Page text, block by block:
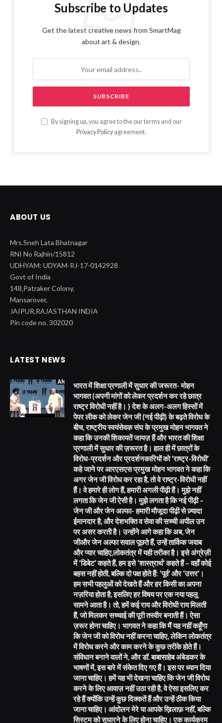
Subscribe to Updates
Get the latest creative news from SmartMag
about art & design.
By signing up, you agree to the our terms and our
Privacy Policy agreement.
ABOUT US
Mrs.Sneh Lata Bhatnagar
RNI No Rajhin/15812
UDHYAM: UDYAM-RJ-17-0142928
Govt of India
148,Patraker Colony,
Mansarover,
JAIPUR,RAJASTHAN INDIA
Pin code no. 302020
LATEST NEWS
भारत में शिक्षा प्रणाली में सुधार की जरूरत- मोहन
भागवत (अपनी मांगों को लेकर प्रदर्शन कर रहे छात्र
राष्ट्र विरोधी नहीं है। ) देश के अलग-अलग हिस्सों में
पेपर लीक को लेकर जेन जी (नई पीढ़ी) के बढ़ते विरोध के
बीच, राष्ट्रीय स्वयंसेवक संघ के प्रमुख मोहन भागवत ने
कहा कि उनकी शिकायतें जायज़ हैं और भारत की शिक्षा
प्रणाली में सुधार की ज़रूरत है। हाल ही में छात्रों के
विरोध-प्रदर्शन और प्रदर्शनकारियों को ‘राष्ट्र-विरोधी’
कहे जाने पर आरएसएस प्रमुख मोहन भागवत ने कहा कि
अगर जेन जी विरोध कर रहा है, तो वे राष्ट्र-विरोधी नहीं
हैं। वे हमारे ही लोग हैं, हमारी अगली पीढ़ी हैं। मुझे नहीं
लगता कि जेन जी ऐसी है। मुझे लगता है कि नई पीढ़ी –
जेन जी और जेन अल्फा- हमारी मौजूदा पीढ़ी से ज़्यादा
ईमानदार है, और देशभक्ति व सेवा की सच्ची अपील उन
पर असर करती है। उन्होंने आगे कहा कि अब, जेन
जीऔर जेन अल्फा सवाल पूछते हैं, उन्हें तार्किक जवाब
और प्यार चाहिए,लोकतंत्र में यही तरीका है। इसे अंग्रेज़ी
में ‘डिबेट’ कहते हैं, हम इसे ‘शास्त्रार्थ’ कहते हैं – वहाँ कोई
बहस नहीं होती, बल्कि दो पक्ष होते हैं: ‘पूर्व’ और ‘उत्तर’।
हम सभी पहलुओं को देखते हैं और हर किसी का अपना
नज़रिया होता है, इसलिए हर विषय पर एक नया पहलू
सामने आता है। तो, हमें कई राय और विरोधी राय मिलती
हैं, जो मिलकर सच्चाई की पूरी तस्वीर बनाती हैं। ऐसा
ज़रूर होना चाहिए। भागवत ने कहा कि मैं यह नहीं कहूँगा
कि जेन जी को विरोध नहीं करना चाहिए, लेकिन लोकतंत्र
में विरोध करने और काम करने के कुछ तरीके होते हैं।
संविधान बनाने वालों ने, और डॉ. बाबासाहेब अंबेडकर के
भाषणों में, इस बारे में संकेत दिए गए हैं। इस पर ध्यान दिया
जाना चाहिए। हमें यह भी देखना चाहिए कि जेन जी विरोध
करने के लिए आवाज़ नहीं उठा रही है, वे ऐसा इसलिए कर
रहे हैं क्योंकि उन्हें कुछ दिक्कतें हैं और उन्हें ठीक किया
जाना चाहिए। आंदोलन मेरे या आपके ख़िलाफ़ नहीं, बल्कि
सिस्टम को सुधारने के लिए होना चाहिए। एक कार्यक्रम